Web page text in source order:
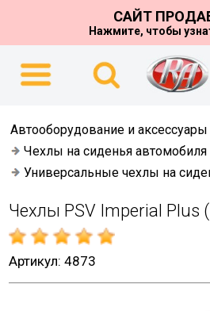
САЙТ
Нажмите, чтобы
Автооборудование и аксессуары
Чехлы на сиденья автомобиля
Универсальные чехлы на
Чехлы PSV Imperial Plus
Артикул: 4873